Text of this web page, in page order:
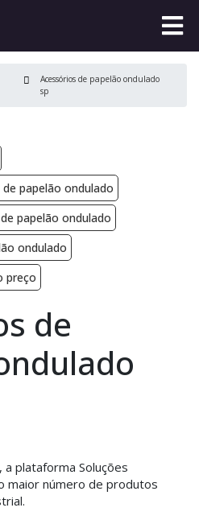
Acessórios de papelão ondulado
sp
papelão ondulado
papelão ondulado
ondulado
preço
de
plataforma Soluções
maior número de produtos